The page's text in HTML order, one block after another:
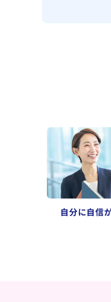
自分に自信